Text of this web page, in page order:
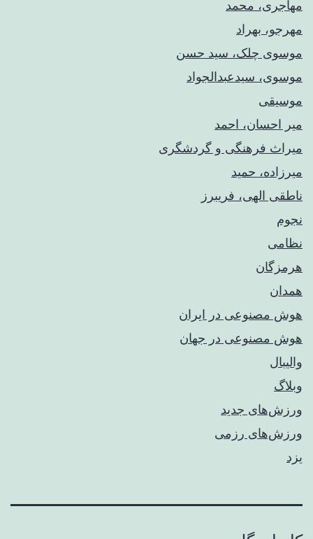
مهاجری، محمد
مهرجو، بهراد
موسوی چلک، سید حسن
موسوی، سیدعبدالجواد
موسیقی
میر احسان، احمد
میراث فرهنگی و گردشگری
میرزاده، حمید
ناطقی الهی، فریبرز
نجوم
نظامی
هرمزگان
همدان
هوش مصنوعی در ایران
هوش مصنوعی در جهان
والیبال
وبلاگ
ورزش‌های جدید
ورزش‌های رزمی
یزد